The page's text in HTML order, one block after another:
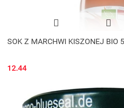
SOK Z MARCHWI KISZONEJ BIO
12.44